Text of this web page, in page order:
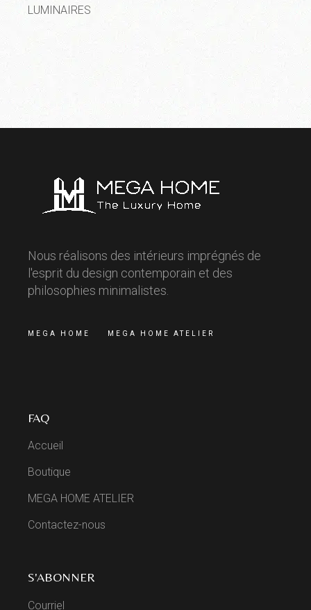
LUMINAIRES
Nous réalisons des intérieurs imprégnés de
l'esprit du design contemporain et des
philosophies minimalistes.
MEGA HOME MEGA HOME ATELIER
FAQ
Accueil
Boutique
MEGA HOME ATELIER
Contactez-nous
S'ABONNER